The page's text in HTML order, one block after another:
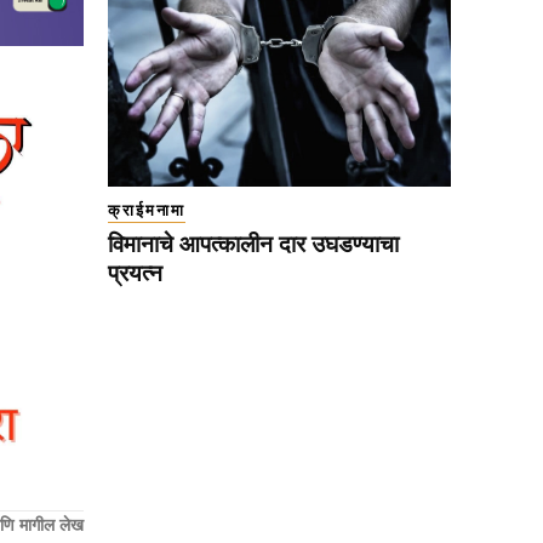
मागील लेख
क्राईमनामा
विमानाचे आपत्कालीन दार उघडण्याचा
प्रयत्न